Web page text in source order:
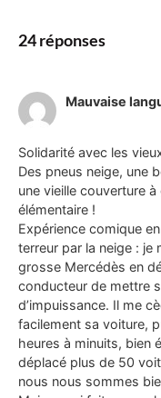
24 réponses
Mauvaise
Solidarité avec les
Des pneus neige, une
une vieille couverture
élémentaire !
Expérience comique
terreur par la neige : je
grosse Mercédès en
conducteur de mettre
d’impuissance. Il me
facilement sa voiture,
heures à minuits, bien
déplacé plus de 50
nous nous sommes